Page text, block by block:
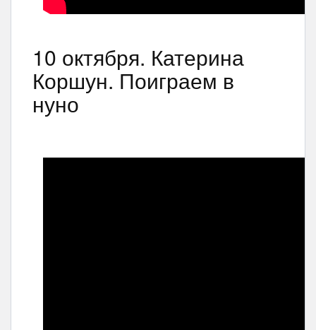
10 октября. Катерина
Коршун. Поиграем в
нуно